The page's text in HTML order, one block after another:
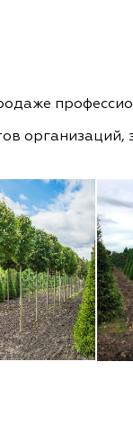
организаций,